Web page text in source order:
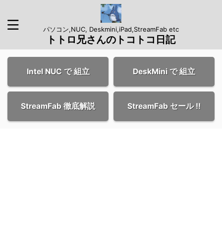
パソコン,NUC, Deskmini,iPad,StreamFab etc
トトロ兄さんのトコトコ日記
Intel NUC で 組立 DeskMini で 組立
StreamFab 徹底解説 StreamFab セール !!